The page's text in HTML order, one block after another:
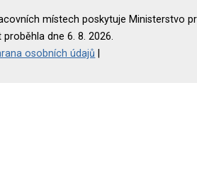
místech poskytuje Ministerstvo
dne 6. 8. 2026.
osobních údajů